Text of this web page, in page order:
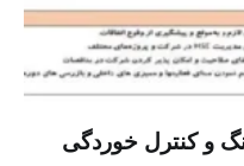
و کنترل خوردگی